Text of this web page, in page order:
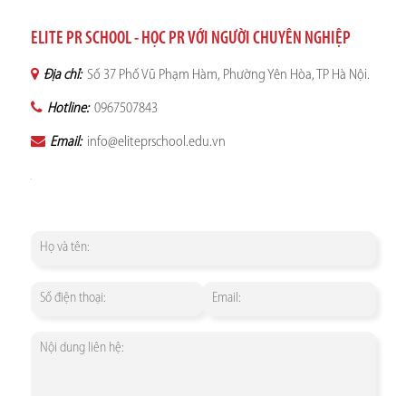
ELITE PR SCHOOL - HỌC PR VỚI NGƯỜI CHUYÊN NGHIỆP
Địa chỉ: Số 37 Phố Vũ Phạm Hàm, Phường Yên Hòa, TP Hà Nội.
Hotline: 0967507843
Email: info@eliteprschool.edu.vn